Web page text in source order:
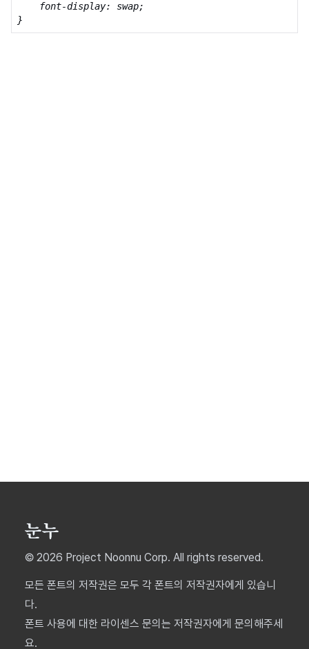
    font-display: swap;
}
© 2026 Project Noonnu Corp. All rights reserved.
모든 폰트의 저작권은 모두 각 폰트의 저작권자에게 있습니
다.
폰트 사용에 대한 라이센스 문의는 저작권자에게 문의해주세
요.